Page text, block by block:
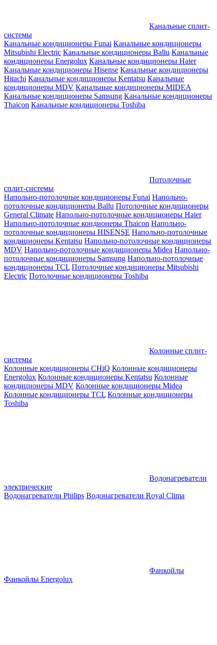
Канальные сплит-
системы
Канальные кондиционеры Funai Канальные кондиционеры
Mitsubishi Electric Канальные кондиционеры Ballu Канальные
кондиционеры Energolux Канальные кондиционеры Haier
Канальные кондиционеры Hisense Канальные кондиционеры
Hitachi Канальные кондиционеры Kentatsu Канальные
кондиционеры MDV Канальные кондиционеры MIDEA
Канальные кондиционеры Samsung Канальные кондиционеры
Thaicon Канальные кондиционеры Toshiba
Потолочные
сплит-системы
Напольно-потолочные кондиционеры Funai Напольно-
потолочные кондиционеры Ballu Потолочные кондиционеры
General Climate Напольно-потолочные кондиционеры Haier
Напольно-потолочные кондионеры Thaicon Напольно-
потолочные кондиционеры HISENSE Напольно-потолочные
кондиционеры Kentatsu Напольно-потолочные кондиционеры
MDV Напольно-потолочные кондиционеры Midea Напольно-
потолочные кондиционеры Samsung Напольно-потолочные
кондиционеры TCL Потолочные кондиционеры Mitsubishi
Electric Потолочные кондиционеры Toshiba
Колонные сплит-
системы
Колонные кондиционеры CHiQ Колонные кондиционеры
Energolux Колонные кондиционеры Kentatsu Колонные
кондиционеры MDV Колонные кондиционеры Midea
Колонные кондиционеры TCL Колонные кондиционеры
Toshiba
Водонагреватели
электрические
Водонагреватели Philips Водонагреватели Royal Clima
Фанкойлы
Фанкойлы Energolux